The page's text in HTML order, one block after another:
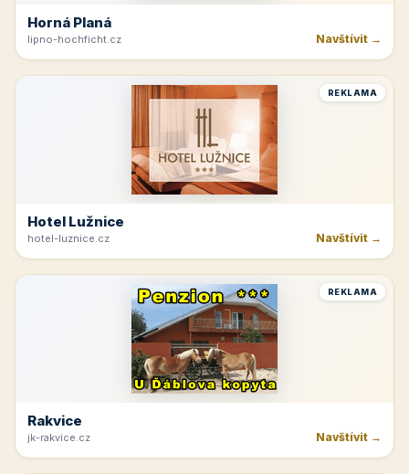
Horná Planá
lipno-hochficht.cz Navštívit →
REKLAMA
Hotel Lužnice
hotel-luznice.cz Navštívit →
REKLAMA
Rakvice
jk-rakvice.cz Navštívit →